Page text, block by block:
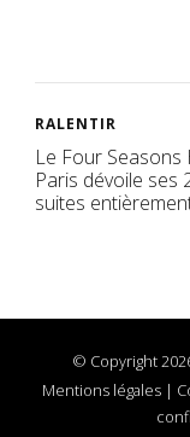
RALENTIR
Le Four Seasons
Paris dévoile ses
suites
© Copyright
Mentions légales |